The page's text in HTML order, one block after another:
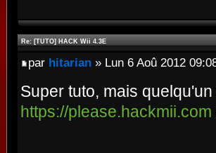
Re: [TUTO] HACK Wii 4.3E
par hitarian » Lun 6 Aoû 2012
Super tuto, mais
https://please.hackmii.com